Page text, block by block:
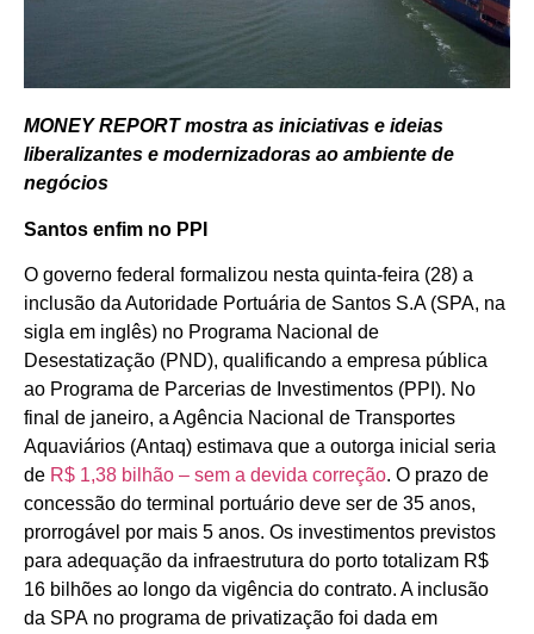
MONEY REPORT mostra as iniciativas e ideias
liberalizantes e modernizadoras ao ambiente de
negócios
Santos enfim no PPI
O governo federal formalizou nesta quinta-feira (28) a
inclusão da Autoridade Portuária de Santos S.A (SPA, na
sigla em inglês) no Programa Nacional de
Desestatização (PND), qualificando a empresa pública
ao Programa de Parcerias de Investimentos (PPI). No
final de janeiro, a Agência Nacional de Transportes
Aquaviários (Antaq) estimava que a outorga inicial seria
de R$ 1,38 bilhão – sem a devida correção. O prazo de
concessão do terminal portuário deve ser de 35 anos,
prorrogável por mais 5 anos. Os investimentos previstos
para adequação da infraestrutura do porto totalizam R$
16 bilhões ao longo da vigência do contrato. A inclusão
da SPA no programa de privatização foi dada em